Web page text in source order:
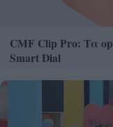
CMF Clip Pro: Τα
Smart Dial